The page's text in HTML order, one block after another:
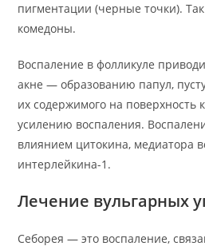
пигментации (черные точки).
комедоны.
Воспаление в фолликуле
акне — образованию папул,
их содержимого на поверхность
усилению воспаления.
влиянием цитокина, медиатора
интерлейкина-1.
Лечение вульгарных
Себорея — это воспаление,